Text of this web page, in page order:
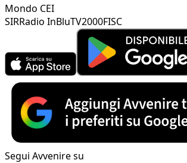
Mondo CEI
SIRRadio InBluTV2000FISC
Segui Avvenire su